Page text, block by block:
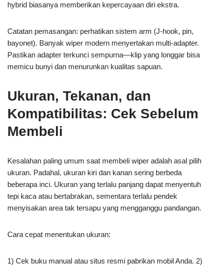
hybrid biasanya memberikan kepercayaan diri ekstra.
Catatan pemasangan: perhatikan sistem arm (J-hook, pin,
bayonet). Banyak wiper modern menyertakan multi-adapter.
Pastikan adapter terkunci sempurna—klip yang longgar bisa
memicu bunyi dan menurunkan kualitas sapuan.
Ukuran, Tekanan, dan
Kompatibilitas: Cek Sebelum
Membeli
Kesalahan paling umum saat membeli wiper adalah asal pilih
ukuran. Padahal, ukuran kiri dan kanan sering berbeda
beberapa inci. Ukuran yang terlalu panjang dapat menyentuh
tepi kaca atau bertabrakan, sementara terlalu pendek
menyisakan area tak tersapu yang mengganggu pandangan.
Cara cepat menentukan ukuran:
1) Cek buku manual atau situs resmi pabrikan mobil Anda. 2)